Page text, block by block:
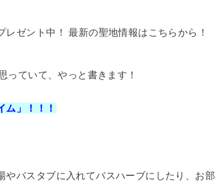
ゼント中！ 最新の聖地情報はこちらから！
っていて、やっと書きます！
ム」！！！
バスタブに入れてバスハーブにしたり、お部